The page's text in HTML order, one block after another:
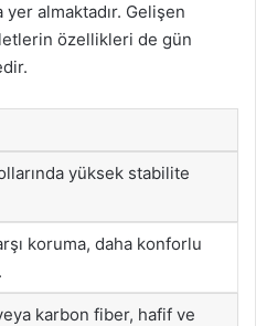
almaktadır. Gelişen
özellikleri de gün
yüksek stabilite
koruma, daha konforlu
karbon fiber, hafif ve